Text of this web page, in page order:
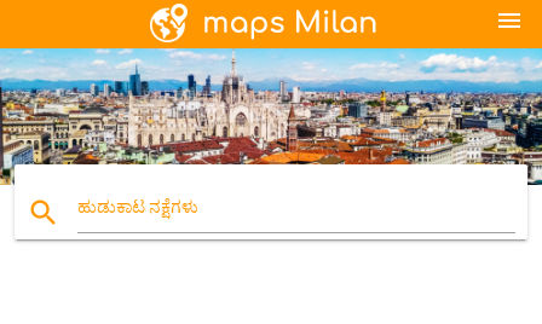
menu
search ಹುಡುಕಾಟ ನಕ್ಷೆಗಳು